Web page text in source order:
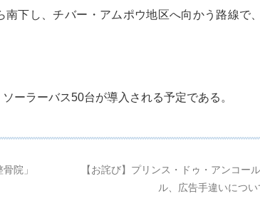
南下し、チバー・アムポウ地区へ向かう路線で
ーラーバス50台が導入される予定である。
院」
【お詫び】プリンス・ドゥ・アンコー
ル、広告手違いについ